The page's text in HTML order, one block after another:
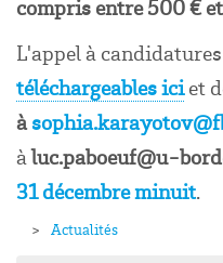
compris entre 500 €
L'appel à
téléchargeables iciet
à
àluc.paboeuf@u-
31 décembre minuit.
Actualités